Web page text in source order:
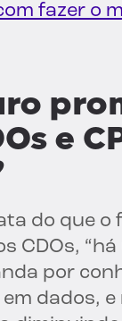
fazer o
e
do que o
CDOs, “há
por
dados, e